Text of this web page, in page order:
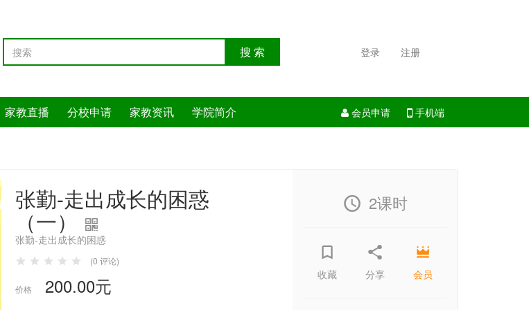
搜 索 登录 注册
家教直播 分校申请 家教资讯 学院简介 会员申请 手机端
张勤-走出成长的困惑
（一）
张勤-走出成长的困惑
(0 评论)
价格 200.00元
2课时
收藏 分享 会员